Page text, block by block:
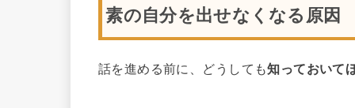
素の自分を出せなくなる原因
話を進める前に、どうしても知っておいて